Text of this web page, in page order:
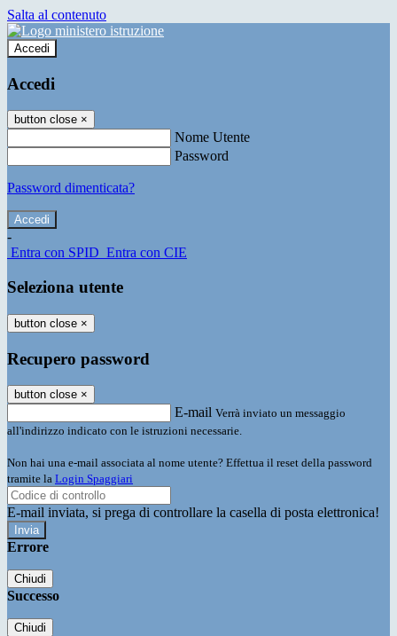
Salta al contenuto
Accedi
Accedi
button close ×
Nome Utente
Password
Password dimenticata?
-
Entra con SPID Entra con CIE
Seleziona utente
button close ×
Recupero password
button close ×
E-mail Verrà inviato un messaggio
all'indirizzo indicato con le istruzioni necessarie.
Non hai una e-mail associata al nome utente? Effettua il reset della password
tramite la Login Spaggiari
E-mail inviata, si prega di controllare la casella di posta elettronica!
Errore
Chiudi
Successo
Chiudi